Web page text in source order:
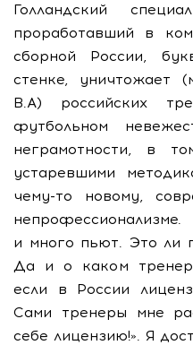
Голландский
проработавший в
сборной России,
стенке, уничтожает
В.А) российских
футбольном
неграмотности, в
устаревшими
чему-то новому,
и много пьют. Это ли
Да и о каком
если в России
Сами тренеры мне
себе лицензию!». Я